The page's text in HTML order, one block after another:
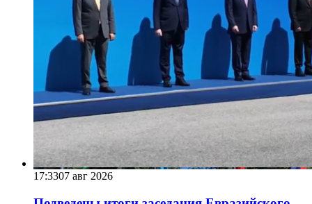
17:3307 авг 2026